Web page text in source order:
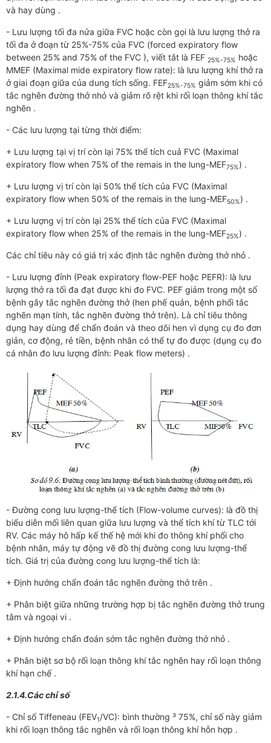
và hay dùng .
- Lưu lượng tối đa nửa giữa FVC hoặc còn gọi là lưu lượng thở ra
tối đa ở đoạn từ 25%-75% của FVC (forced expiratory flow
between 25% and 75% of the FVC ), viết tắt là FEF 25%-75% hoặc
MMEF (Maximal mide expiratory flow rate): là lưu lượng khí thở ra
ở giai đoạn giữa của dung tích sống. FEF25%-75% giảm sớm khi có
tắc nghẽn đường thở nhỏ và giảm rõ rệt khi rối loạn thông khí tắc
nghẽn .
- Các lưu lượng tại từng thời điểm:
+ Lưu lượng tại vị trí còn lại 75% thể tích cuả FVC (Maximal
expiratory flow when 75% of the remais in the lung-MEF75%) .
+ Lưu lượng vị trí còn lại 50% thể tích của FVC (Maximal
expiratory flow when 50% of the remais in the lung-MEF50%) .
+ Lưu lượng vị trí còn lại 25% thể tích của FVC (Maximal
expiratory flow when 25% of the remais in the lung-MEF25%) .
Các chỉ tiêu này có giá trị xác định tắc nghẽn đường thở nhỏ .
- Lưu lượng đỉnh (Peak expiratory flow-PEF hoặc PEFR): là lưu
lượng thở ra tối đa đạt được khi đo FVC. PEF giảm trong một số
bệnh gây tắc nghẽn đường thở (hen phế quản, bệnh phổi tắc
nghẽn mạn tính, tắc nghẽn đường thở trên). Là chỉ tiêu thông
dụng hay dùng để chẩn đoán và theo dõi hen vì dụng cụ đo đơn
giản, cơ động, rẻ tiền, bệnh nhân có thể tự đo được (dụng cụ đo
cá nhân đo lưu lượng đỉnh: Peak flow meters) .
- Đường cong lưu lượng-thể tích (Flow-volume curves): là đồ thị
biểu diễn mối liên quan giữa lưu lượng và thể tích khí từ TLC tới
RV. Các máy hô hấp kế thế hệ mới khi đo thông khí phổi cho
bệnh nhân, máy tự động vẽ đồ thị đường cong lưu lượng-thể
tích. Giá trị của đường cong lưu lượng-thể tích là:
+ Định hướng chẩn đoán tắc nghẽn đường thở trên .
+ Phân biệt giữa những trường hợp bị tắc nghẽn đường thở trung
tâm và ngoại vi .
+ Định hướng chẩn đoán sớm tắc nghẽn đường thở nhỏ .
+ Phân biệt sơ bộ rối loạn thông khí tắc nghẽn hay rối loạn thông
khí hạn chế .
2.1.4.Các chỉ số
- Chỉ số Tiffeneau (FEV1/VC): bình thường ³ 75%, chỉ số này giảm
khi rối loạn thông tắc nghẽn và rối loạn thông khí hỗn hợp .